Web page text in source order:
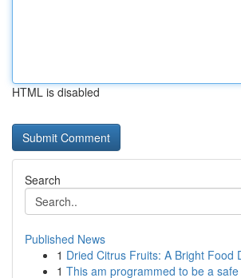
HTML is disabled
Search
Published News
1 Dried Citrus Fruits: A Bright Food
1 This am programmed to be a